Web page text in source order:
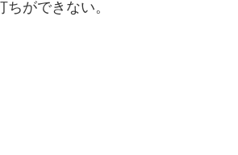
ができない。